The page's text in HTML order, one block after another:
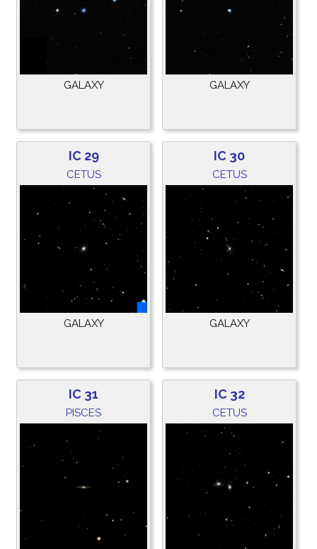
GALAXY GALAXY
IC 29
CETUS
GALAXY
IC 30
CETUS
GALAXY
IC 31
PISCES
IC 32
CETUS